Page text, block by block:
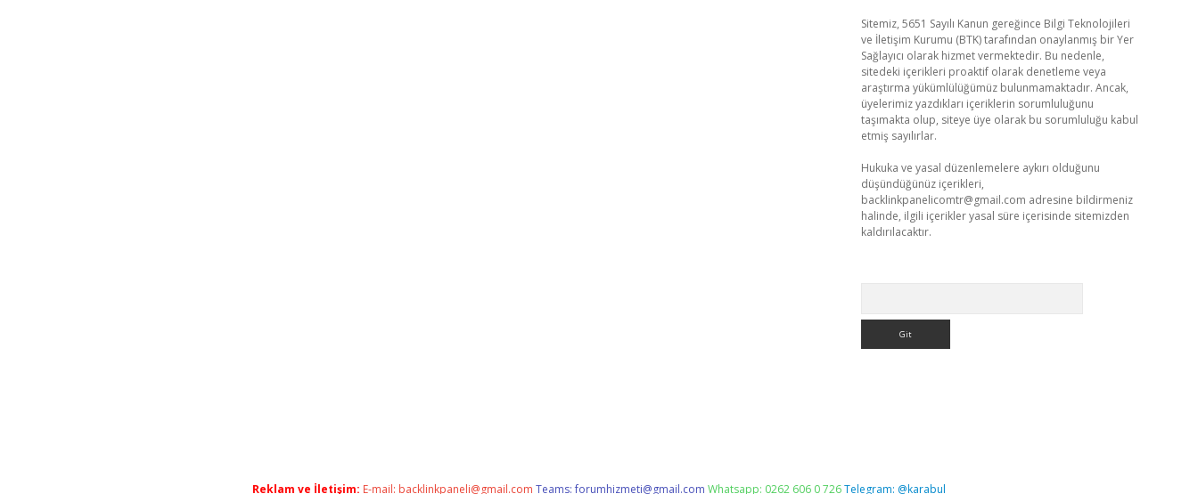
Sitemiz, 5651 Sayılı Kanun gereğince Bilgi Teknolojileri
ve İletişim Kurumu (BTK) tarafından onaylanmış bir Yer
Sağlayıcı olarak hizmet vermektedir. Bu nedenle,
sitedeki içerikleri proaktif olarak denetleme veya
araştırma yükümlülüğümüz bulunmamaktadır. Ancak,
üyelerimiz yazdıkları içeriklerin sorumluluğunu
taşımakta olup, siteye üye olarak bu sorumluluğu kabul
etmiş sayılırlar.
Hukuka ve yasal düzenlemelere aykırı olduğunu
düşündüğünüz içerikleri,
backlinkpanelicomtr@gmail.com adresine bildirmeniz
halinde, ilgili içerikler yasal süre içerisinde sitemizden
kaldırılacaktır.
Reklam ve İletişim: E-mail: backlinkpaneli@gmail.com Teams:forumhizmeti@gmail.com Whatsapp: 0262 606 0 726Telegram: @karabul